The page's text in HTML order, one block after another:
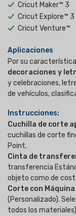
Cricut Maker™ 3
Cricut Explore™ 3
Cricut Venture™
Aplicaciones
Por su
decoraciones y
y celebraciones,
de vehículos,
Instrucciones:
Cuchilla de corte
cuchillas de corte
Point.
Cinta de
transferencia
objeto como de
Corte con
(Personalizado).
todos los